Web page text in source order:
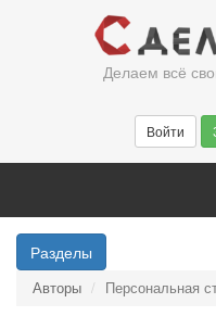
Делаем всё
Войти
Разделы
Авторы Персональная